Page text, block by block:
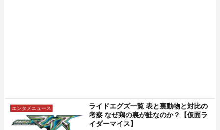
エンタメニュース
ライドエグズ一覧 表と裏動物と対比の
考察 なぜ鶏の裏が鮭なのか？【仮面ラ
イダーマイス】